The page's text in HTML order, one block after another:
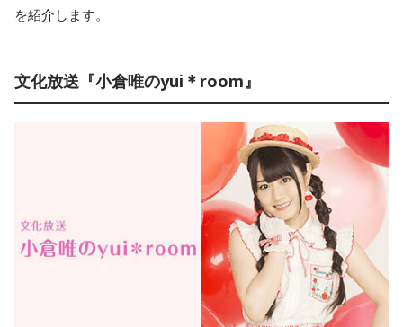
を紹介します。
文化放送『小倉唯のyui＊room』